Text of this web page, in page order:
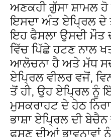
ਅਣਕਹੀ ਗੁੱਸਾ ਸ਼ਾਮਲ ਹੋ
ਇਸਦਾ ਅੰਤ ਏਪ੍ਰਿਲ ਦੇ
ਇਹ ਫੈਸਲਾ ਉਸਦੀ ਮੌਤ
ਵਿੱਚ ਪਿੱਛੇ ਹਟਣ ਨਾਲ
ਆਲੋਚਨਾ ਹੈ ਅਤੇ ਮੱਧ
ਏਪ੍ਰਿਲ ਵੀਲਰ ਵਜੋਂ,
ਤੋਂ ਹੀ, ਉਹ ਏਪ੍ਰਿਲ ਨੂੰ
ਮੁਸਕਰਾਹਟ ਦੇ ਹੇਠ
ਭਾਸ਼ਾ ਏਪ੍ਰਿਲ ਦੀ
ਫਸਣ ਦੀਆਂ ਭਾਵਨਾਵਾਂ